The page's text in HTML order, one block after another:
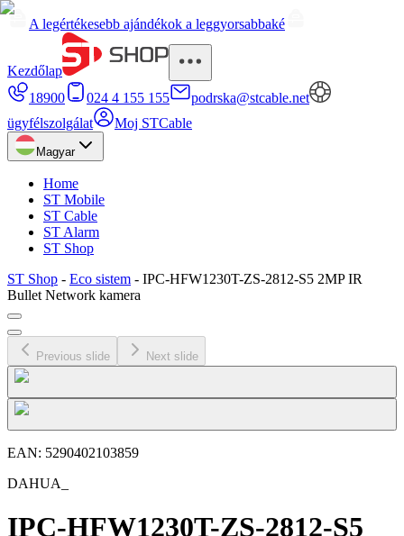
A legértékesebb ajándékok a leggyorsabbaké
Kezdőlap
18900
024 4 155 155
podrska@stcable.net
ügyfélszolgálat
Moj STCable
Magyar
Home
ST Mobile
ST Cable
ST Alarm
ST Shop
ST Shop - Eco sistem - IPC-HFW1230T-ZS-2812-S5 2MP IR
Bullet Network kamera
Previous slide Next slide
EAN: 5290402103859
DAHUA_
IPC-HFW1230T-ZS-2812-S5